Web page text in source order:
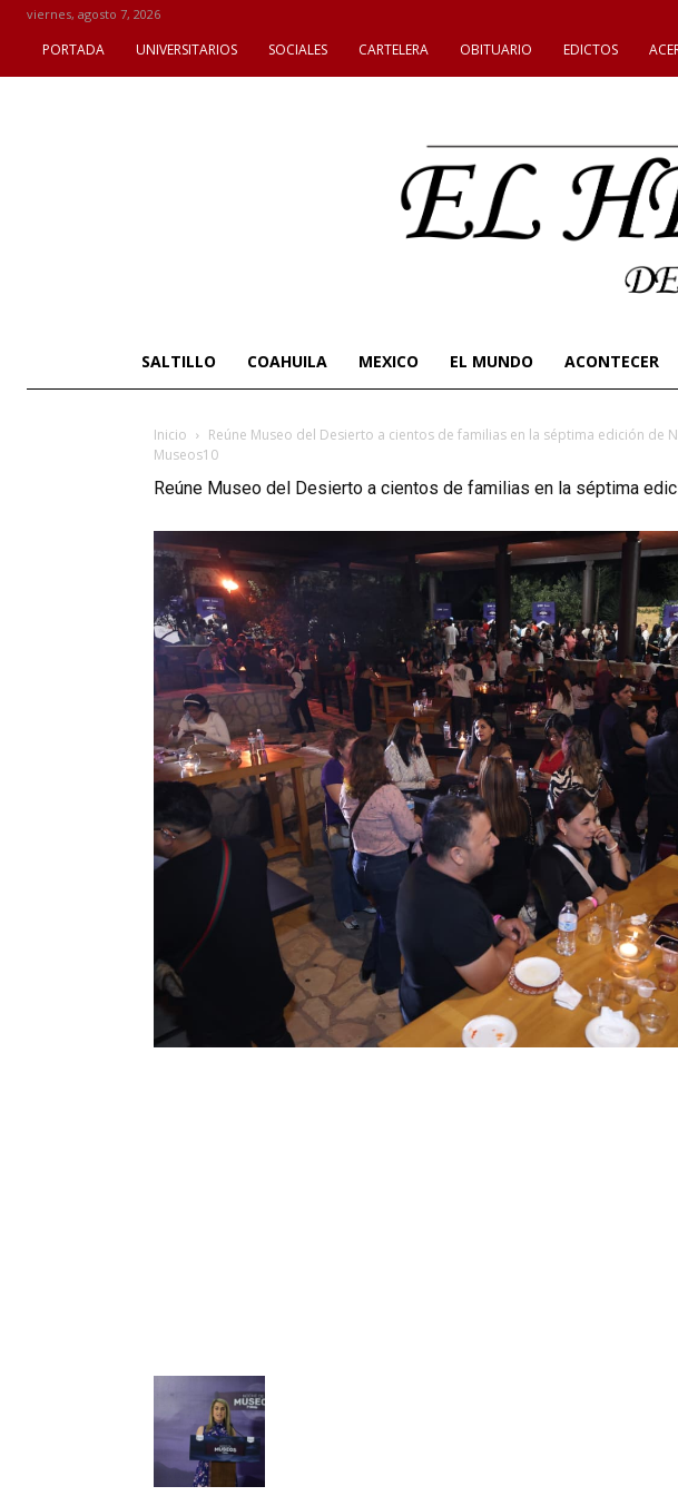
viernes, agosto 7, 2026
PORTADA UNIVERSITARIOS SOCIALES CARTELERA OBITUARIO EDICTOS
SALTILLO COAHUILA MEXICO EL MUNDO ACONTECER
Inicio Reúne Museo del Desierto a cientos de familias en la séptima edición de
Museos10
Reúne Museo del Desierto a cientos de familias en la séptima